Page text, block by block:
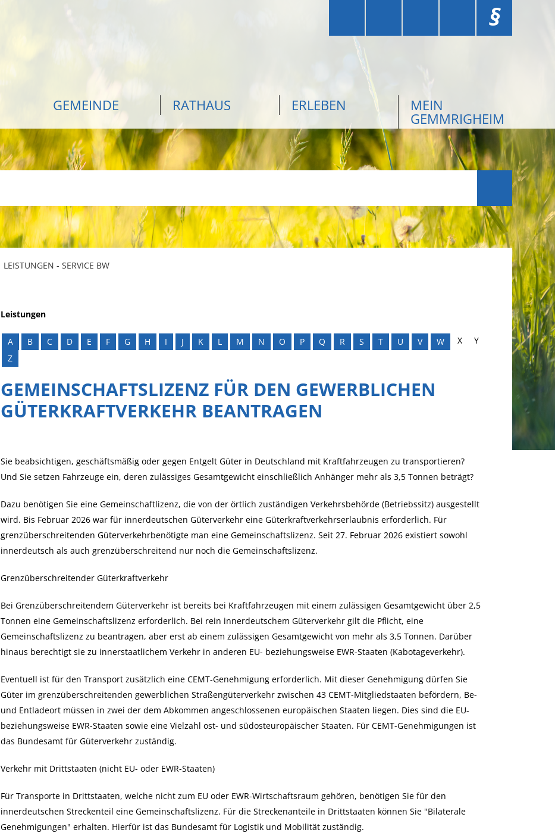
§
GEMEINDE RATHAUS ERLEBEN MEIN
GEMMRIGHEIM
LEISTUNGEN - SERVICE BW
Leistungen
A B C D E F G H I J K L M N O P Q R S T U V W X
Y
Z
GEMEINSCHAFTSLIZENZ FÜR DEN GEWERBLICHEN
GÜTERKRAFTVERKEHR BEANTRAGEN
Sie beabsichtigen, geschäftsmäßig oder gegen Entgelt Güter in Deutschland mit Kraftfahrzeugen zu transportieren?
Und Sie setzen Fahrzeuge ein, deren zulässiges Gesamtgewicht einschließlich Anhänger mehr als 3,5 Tonnen beträgt?
Dazu benötigen Sie eine Gemeinschaftlizenz, die von der örtlich zuständigen Verkehrsbehörde (Betriebssitz) ausgestellt
wird. Bis Februar 2026 war für innerdeutschen Güterverkehr eine Güterkraftverkehrserlaubnis erforderlich. Für
grenzüberschreitenden Güterverkehrbenötigte man eine Gemeinschaftslizenz. Seit 27. Februar 2026 existiert sowohl
innerdeutsch als auch grenzüberschreitend nur noch die Gemeinschaftslizenz.
Grenzüberschreitender Güterkraftverkehr
Bei Grenzüberschreitendem Güterverkehr ist bereits bei Kraftfahrzeugen mit einem zulässigen Gesamtgewicht über 2,5
Tonnen eine Gemeinschaftslizenz erforderlich. Bei rein innerdeutschem Güterverkehr gilt die Pflicht, eine
Gemeinschaftslizenz zu beantragen, aber erst ab einem zulässigen Gesamtgewicht von mehr als 3,5 Tonnen. Darüber
hinaus berechtigt sie zu innerstaatlichem Verkehr in anderen EU- beziehungsweise EWR-Staaten (Kabotageverkehr).
Eventuell ist für den Transport zusätzlich eine CEMT-Genehmigung erforderlich. Mit dieser Genehmigung dürfen Sie
Güter im grenzüberschreitenden gewerblichen Straßengüterverkehr zwischen 43 CEMT-Mitgliedstaaten befördern, Be-
und Entladeort müssen in zwei der dem Abkommen angeschlossenen europäischen Staaten liegen. Dies sind die EU-
beziehungsweise EWR-Staaten sowie eine Vielzahl ost- und südosteuropäischer Staaten. Für CEMT-Genehmigungen ist
das Bundesamt für Güterverkehr zuständig.
Verkehr mit Drittstaaten (nicht EU- oder EWR-Staaten)
Für Transporte in Drittstaaten, welche nicht zum EU oder EWR-Wirtschaftsraum gehören, benötigen Sie für den
innerdeutschen Streckenteil eine Gemeinschaftslizenz. Für die Streckenanteile in Drittstaaten können Sie "Bilaterale
Genehmigungen" erhalten. Hierfür ist das Bundesamt für Logistik und Mobilität zuständig.